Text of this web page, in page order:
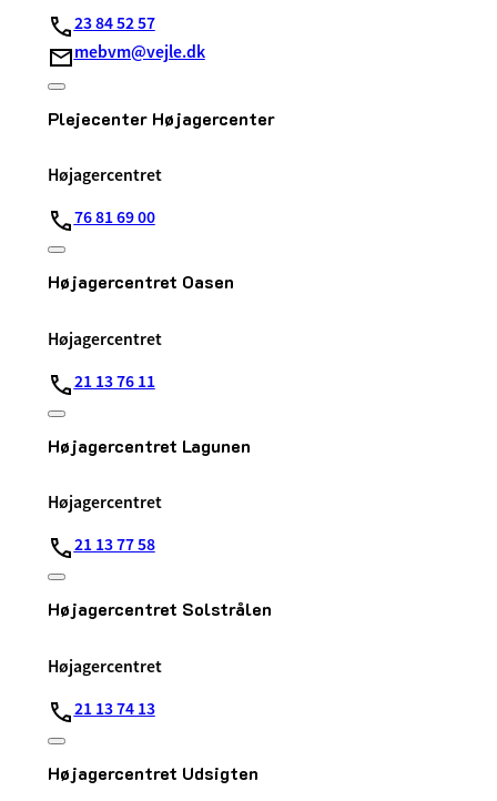
23 84 52 57
mebvm@vejle.dk
Plejecenter Højagercenter
Højagercentret
76 81 69 00
Højagercentret Oasen
Højagercentret
21 13 76 11
Højagercentret Lagunen
Højagercentret
21 13 77 58
Højagercentret Solstrålen
Højagercentret
21 13 74 13
Højagercentret Udsigten